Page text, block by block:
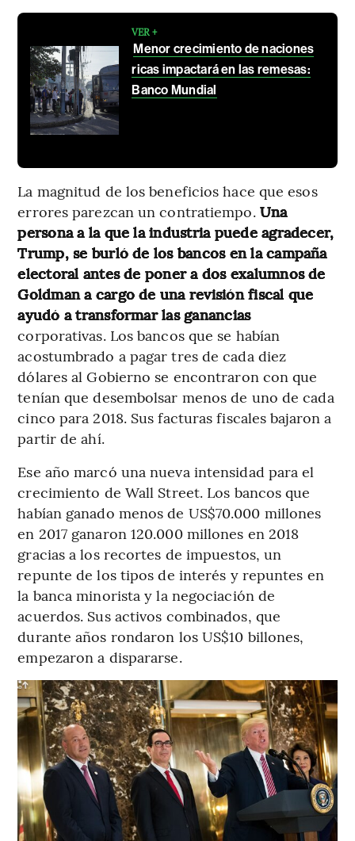
VER +
Menor crecimiento de naciones
ricas impactará en las remesas:
Banco Mundial
La magnitud de los beneficios hace que esos
errores parezcan un contratiempo.Una
persona a la que la industria puede agradecer,
Trump, se burló de los bancos en la campaña
electoral antes de poner a dos exalumnos de
Goldman a cargo de una revisión fiscal que
ayudó a transformar las ganancias
corporativas. Los bancos que se habían
acostumbrado a pagar tres de cada diez
dólares al Gobierno se encontraron con que
tenían que desembolsar menos de uno de cada
cinco para 2018. Sus facturas fiscales bajaron a
partir de ahí.
Ese año marcó una nueva intensidad para el
crecimiento de Wall Street. Los bancos que
habían ganado menos de US$70.000 millones
en 2017 ganaron 120.000 millones en 2018
gracias a los recortes de impuestos, un
repunte de los tipos de interés y repuntes en
la banca minorista y la negociación de
acuerdos. Sus activos combinados, que
durante años rondaron los US$10 billones,
empezaron a dispararse.